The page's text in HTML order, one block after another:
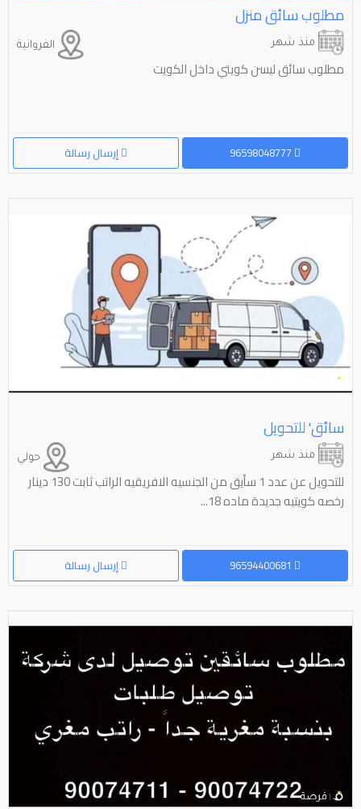
مطلوب سائق منزل
الفروانية منذ شهر
مطلوب سائق ليسن كويتي داخل الكويت
إرسال رسالة
سائق' للتحويل
حولي منذ شهر
للتحويل عن عدد 1 سأيق من الجنسيه الافريقيه الراتب ثابت 130 دینار
رخصه کویتیه جدیدة ماده 18...
إرسال رسالة